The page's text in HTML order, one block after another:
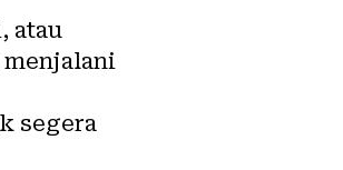
atau
menjalani
segera